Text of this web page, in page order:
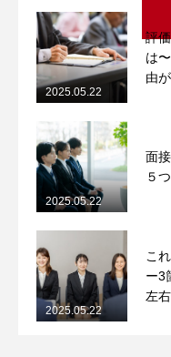
評
は
由
2025.05.22
面
５
2025.05.22
こ
ー3
左
2025.05.22